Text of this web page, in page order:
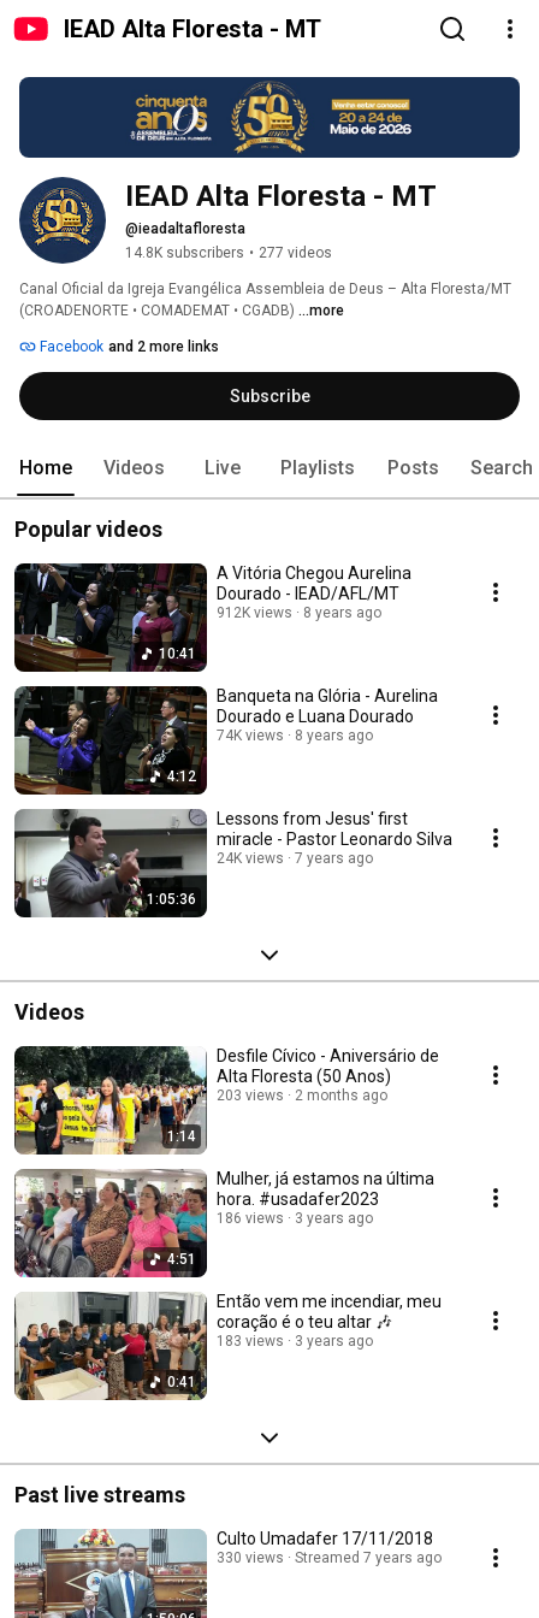
IEAD Alta Floresta - MT
IEAD Alta Floresta - MT
@ieadaltafloresta
14.8K subscribers • 277 videos
Canal Oficial da Igreja Evangélica Assembleia de Deus – Alta Floresta/MT
(CROADENORTE • COMADEMAT • CGADB) ...more
Facebook and 2 more links
Subscribe
Home Videos Live Playlists Posts Search
Popular videos
10:41
A Vitória Chegou Aurelina
Dourado - IEAD/AFL/MT
912K views 8 years ago
4:12
Banqueta na Glória - Aurelina
Dourado e Luana Dourado
74K views 8 years ago
1:05:36
Lessons from Jesus' first
miracle - Pastor Leonardo Silva
24K views 7 years ago
Videos
1:14
Desfile Cívico - Aniversário de
Alta Floresta (50 Anos)
203 views 2 months ago
4:51
Mulher, já estamos na última
hora. #usadafer2023
186 views 3 years ago
0:41
Então vem me incendiar, meu
coração é o teu altar 🎶
183 views 3 years ago
Past live streams
Culto Umadafer 17/11/2018
330 views Streamed 7 years ago